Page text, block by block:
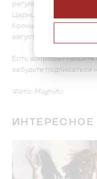
регулярно проходят,
Царицыно. А один из
Кронштадте, в этом
августа. Если что,
Есть вопросы? Пишите
забудьте подписаться
Фото: Magnific
ИНТЕРЕСНОЕ